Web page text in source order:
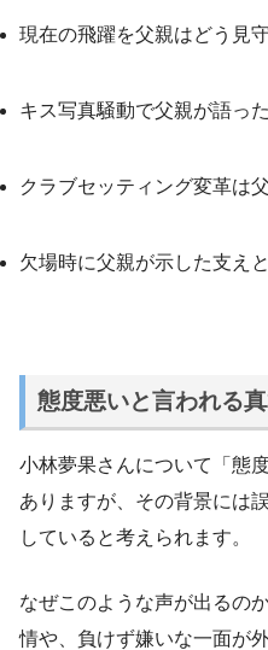
現在の飛躍を父親はどう見
キス写真騒動で父親が語っ
クラブセッティング変革は
欠場時に父親が示した支えと
態度悪いと言われる
小林夢果さんについて「態
ありますが、その背景には
していると考えられます。
なぜこのような声が出るの
情や、負けず嫌いな一面が